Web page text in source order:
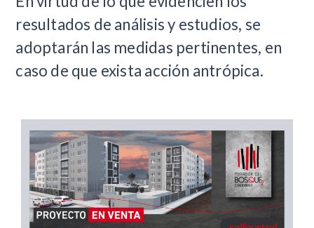
resultados de análisis y estudios, se
adoptarán las medidas pertinentes, en
caso de que exista acción antrópica.